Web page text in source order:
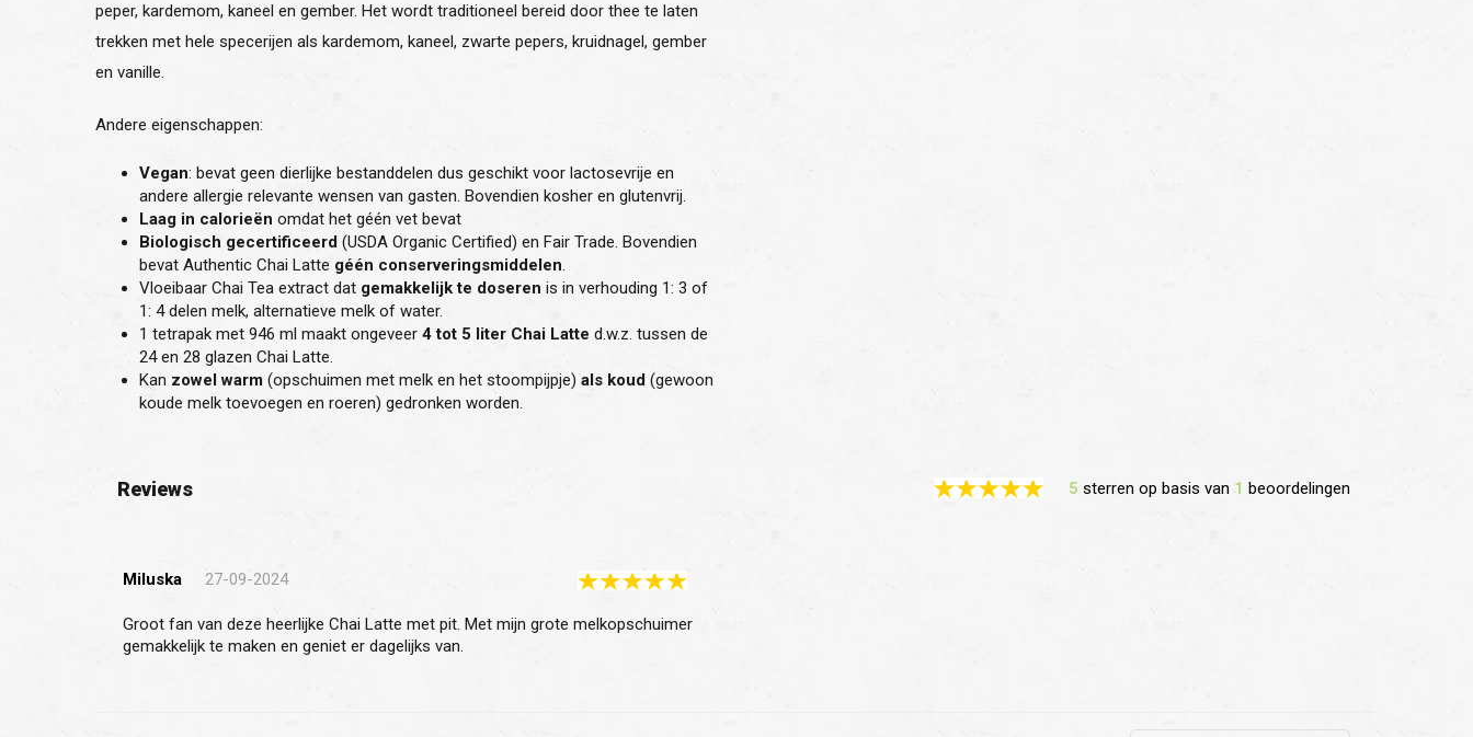
peper, kardemom, kaneel en gember. Het wordt traditioneel bereid door thee te laten
trekken met hele specerijen als kardemom, kaneel, zwarte pepers, kruidnagel, gember
en vanille.
Andere eigenschappen:
Vegan: bevat geen dierlijke bestanddelen dus geschikt voor lactosevrije en
andere allergie relevante wensen van gasten. Bovendien kosher en glutenvrij.
Laag in calorieën omdat het géén vet bevat
Biologisch gecertificeerd (USDA Organic Certified) en Fair Trade. Bovendien
bevat Authentic Chai Latte géén conserveringsmiddelen.
Vloeibaar Chai Tea extract dat gemakkelijk te doseren is in verhouding 1: 3 of
1: 4 delen melk, alternatieve melk of water.
1 tetrapak met 946 ml maakt ongeveer 4 tot 5 liter Chai Latte d.w.z. tussen de
24 en 28 glazen Chai Latte.
Kan zowel warm (opschuimen met melk en het stoompijpje) als koud (gewoon
koude melk toevoegen en roeren) gedronken worden.
Reviews 5 sterren op basis van 1 beoordelingen
Miluska 27-09-2024
Groot fan van deze heerlijke Chai Latte met pit. Met mijn grote melkopschuimer
gemakkelijk te maken en geniet er dagelijks van.